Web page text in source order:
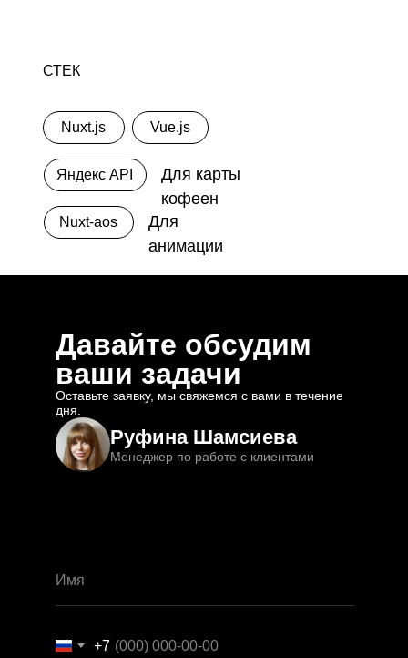
СТЕК
Vue.js
Nuxt.js
Яндекс API
Nuxt-aos
Для
анимации
Для карты
кофеен
Давайте обсудим
ваши задачи
Оставьте заявку, мы свяжемся с вами в течение
дня.
Руфина Шамсиева
Менеджер по работе с клиентами
+7